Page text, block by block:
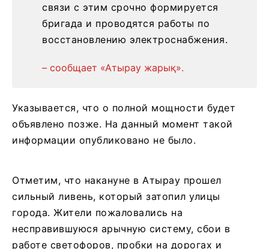
связи с этим срочно формируется
бригада и проводятся работы по
восстановлению электроснабжения.
– сообщает «Атырау жарық».
Указывается, что о полной мощности будет
объявлено позже. На данный момент такой
информации опубликовано не было.
Отметим, что накануне в Атырау прошел
сильный ливень, который затопил улицы
города. Жители пожаловались на
несправившуюся арычную систему, сбои в
работе светофоров, пробки на дорогах и